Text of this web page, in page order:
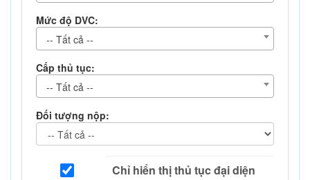
Mức độ DVC:
-- Tất cả --
Cấp thủ tục:
-- Tất cả --
Đối tượng nộp: